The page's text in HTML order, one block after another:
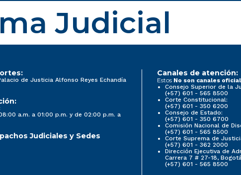
Judicial
de Justicia Alfonso Reyes Echandía
a.m. a 01:00 p.m. y de 02:00 p.m. a
Judiciales y Sedes
Canales de atención:
Estos No son canales
Consejo Superior de la
(+57) 601 - 565 8500
Corte Constitucional:
(+57) 601 - 350 6200
Consejo de Estado:
(+57) 601 - 350 6700
Comisión Nacional de
(+57) 601 - 565 8500
Corte Suprema de
(+57) 601 - 362 2000
Dirección Ejecutiva de
Carrera 7 # 27-18,
(+57) 601 - 565 8500